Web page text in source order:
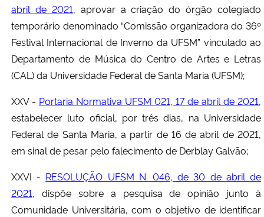
abril de 2021, aprovar a criação do órgão colegiado
temporário denominado “Comissão organizadora do 36º
Festival Internacional de Inverno da UFSM” vinculado ao
Departamento de Música do Centro de Artes e Letras
(CAL) da Universidade Federal de Santa Maria (UFSM);
XXV - Portaria Normativa UFSM 021, 17 de abril de 2021,
estabelecer luto oficial, por três dias, na Universidade
Federal de Santa Maria, a partir de 16 de abril de 2021,
em sinal de pesar pelo falecimento de Derblay Galvão;
XXVI - RESOLUÇÃO UFSM N. 046, de 30 de abril de
2021, dispõe sobre a pesquisa de opinião junto à
Comunidade Universitária, com o objetivo de identificar